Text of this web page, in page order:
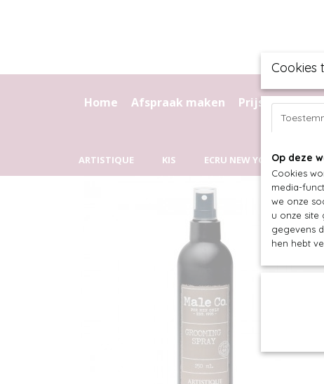
Home Afspraak maken Prijslijst
ARTISTIQUE
KIS ECRU NEW YORK
Cookies
Op deze
Cookies
media-
we onze
u onze site
gegevens
hen hebt